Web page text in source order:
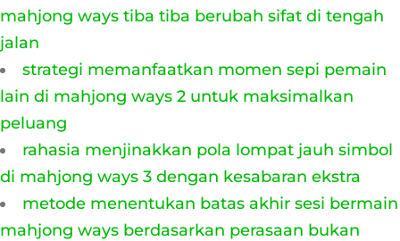
mahjong ways tiba tiba berubah sifat di tengah
jalan
strategi memanfaatkan momen sepi pemain
lain di mahjong ways 2 untuk maksimalkan
peluang
rahasia menjinakkan pola lompat jauh simbol
di mahjong ways 3 dengan kesabaran ekstra
metode menentukan batas akhir sesi bermain
mahjong ways berdasarkan perasaan bukan